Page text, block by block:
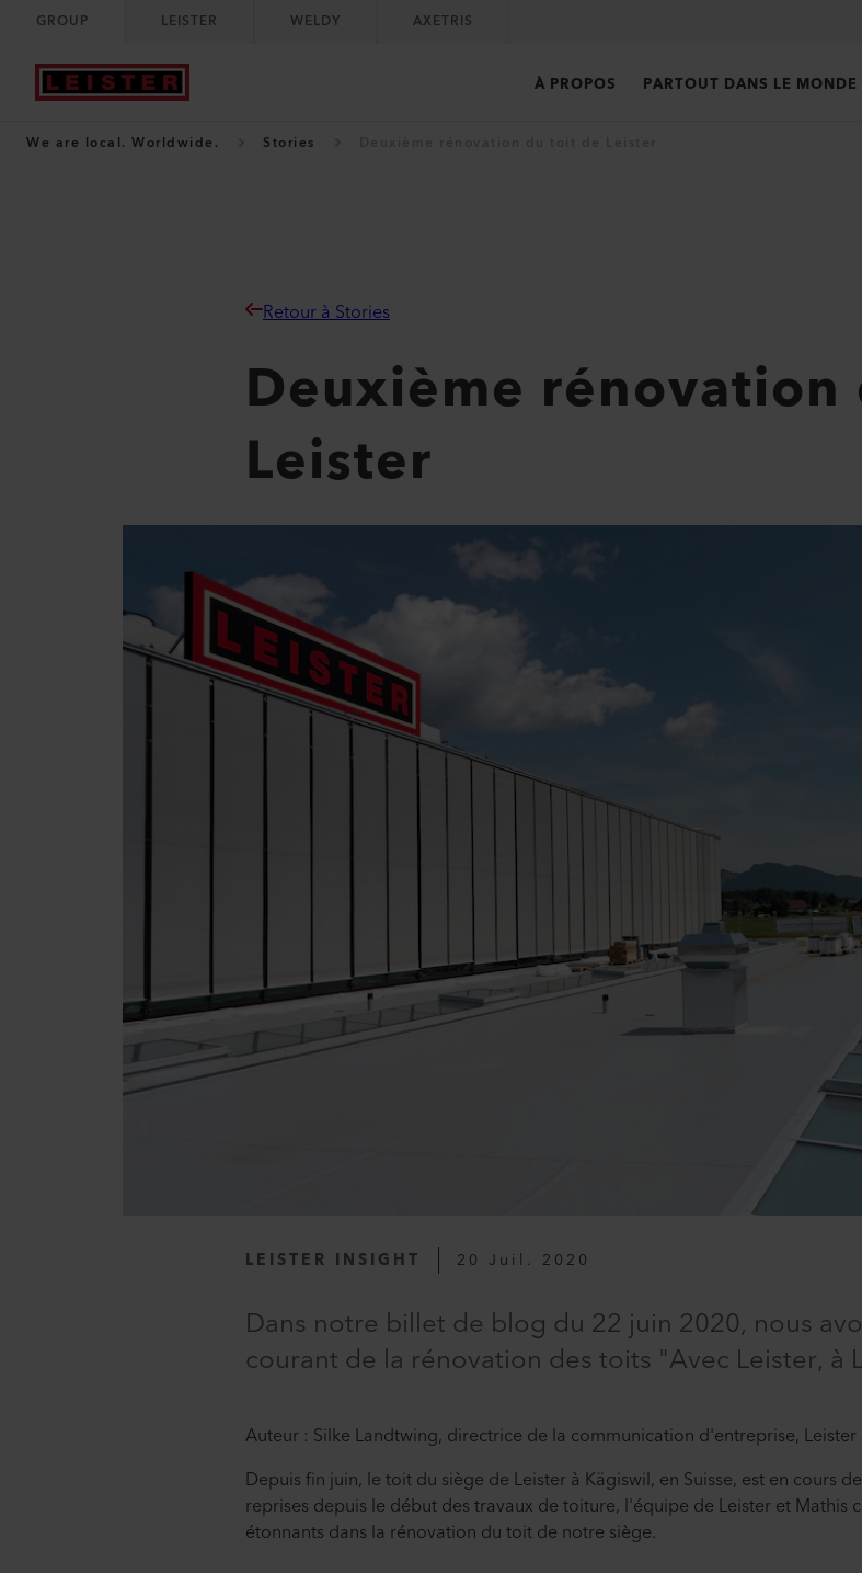
GROUP LEISTER WELDY AXETRIS
À PROPOS PARTOUT DANS LE MONDE
We are local. Worldwide. Stories
Retour à Stories
Deuxième
Leister
LEISTER INSIGHT 20 Juil. 2020
Dans notre billet de blog du 22 juin 2020, nous
courant de la rénovation des toits "Avec Leister, à
Auteur : Silke Landtwing, directrice de la communication d'entreprise, Leister
Depuis fin juin, le toit du siège de Leister à Kägiswil, en Suisse, est en cours
reprises depuis le début des travaux de toiture, l'équipe de Leister et Mathis
étonnants dans la rénovation du toit de notre siège.